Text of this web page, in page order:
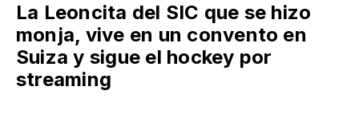
La Leoncita del SIC que se hizo
monja, vive en un convento en
Suiza y sigue el hockey por
streaming